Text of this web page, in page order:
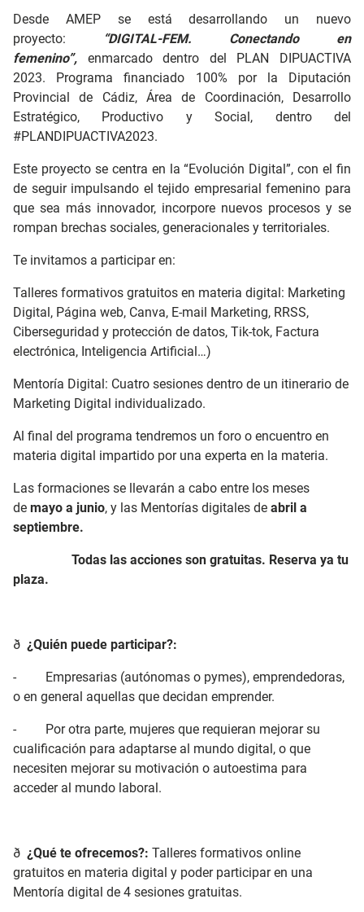
Desde AMEP se está desarrollando un nuevo
proyecto:
“DIGITAL-FEM. Conectando en
femenino”, enmarcado dentro del PLAN DIPUACTIVA
2023. Programa financiado 100% por la Diputación
Provincial de Cádiz, Área de Coordinación, Desarrollo
Estratégico, Productivo y Social, dentro del
#PLANDIPUACTIVA2023.
Este proyecto se centra en la “Evolución Digital”, con el fin
de seguir impulsando el tejido empresarial femenino para
que sea más innovador, incorpore nuevos procesos y se
rompan brechas sociales, generacionales y territoriales.
Te invitamos a participar en:
Talleres formativos gratuitos en materia digital: Marketing
Digital, Página web, Canva, E-mail Marketing, RRSS,
Ciberseguridad y protección de datos, Tik-tok, Factura
electrónica, Inteligencia Artificial…)
Mentoría Digital: Cuatro sesiones dentro de un itinerario de
Marketing Digital individualizado.
Al final del programa tendremos un foro o encuentro en
materia digital impartido por una experta en la materia.
Las formaciones se llevarán a cabo entre los meses
de mayo a junio, y las Mentorías digitales de abril a
septiembre.
Todas las acciones son gratuitas. Reserva ya tu
plaza.
ð ¿Quién puede participar?:
- Empresarias (autónomas o pymes), emprendedoras,
o en general aquellas que decidan emprender.
- Por otra parte, mujeres que requieran mejorar su
cualificación para adaptarse al mundo digital, o que
necesiten mejorar su motivación o autoestima para
acceder al mundo laboral.
ð ¿Qué te ofrecemos?: Talleres formativos online
gratuitos en materia digital y poder participar en una
Mentoría digital de 4 sesiones gratuitas.